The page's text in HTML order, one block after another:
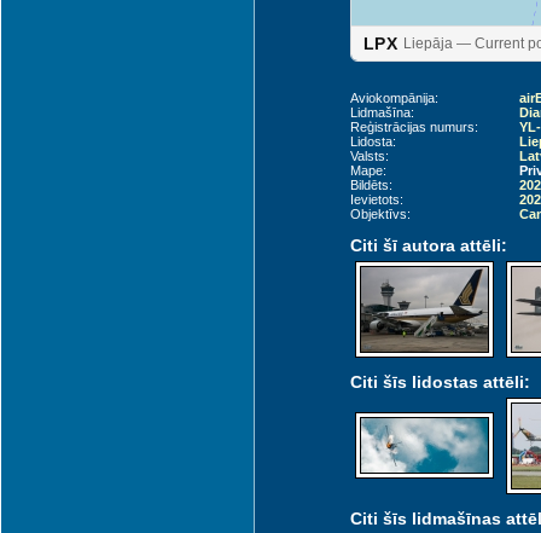
LPX Liepāja — Current
Aviokompānija:
Lidmašīna:
Reģistrācijas numurs:
Lidosta:
Valsts:
Mape:
Bildēts:
Ievietots:
Objektīvs:
Citi šī autora attēli:
Citi šīs lidostas attēli:
Citi šīs lidmašīnas